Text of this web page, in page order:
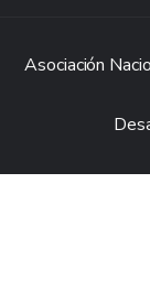
Asociación